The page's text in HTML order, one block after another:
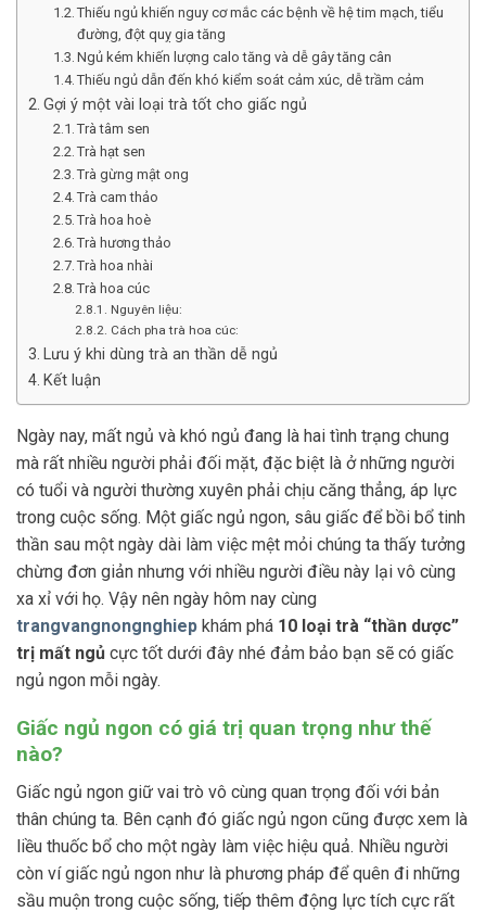
Thiếu ngủ khiến nguy cơ mắc các bệnh về hệ tim mạch, tiểu
đường, đột quỵ gia tăng
Ngủ kém khiến lượng calo tăng và dễ gây tăng cân
Thiếu ngủ dẫn đến khó kiểm soát cảm xúc, dễ trầm cảm
Gợi ý một vài loại trà tốt cho giấc ngủ
Trà tâm sen
Trà hạt sen
Trà gừng mật ong
Trà cam thảo
Trà hoa hoè
Trà hương thảo
Trà hoa nhài
Trà hoa cúc
Nguyên liệu:
Cách pha trà hoa cúc:
Lưu ý khi dùng trà an thần dễ ngủ
Kết luận
Ngày nay, mất ngủ và khó ngủ đang là hai tình trạng chung
mà rất nhiều người phải đối mặt, đặc biệt là ở những người
có tuổi và người thường xuyên phải chịu căng thẳng, áp lực
trong cuộc sống. Một giấc ngủ ngon, sâu giấc để bồi bổ tinh
thần sau một ngày dài làm việc mệt mỏi chúng ta thấy tưởng
chừng đơn giản nhưng với nhiều người điều này lại vô cùng
xa xỉ với họ. Vậy nên ngày hôm nay cùng
trangvangnongnghiep khám phá 10 loại trà “thần dược”
trị mất ngủ cực tốt dưới đây nhé đảm bảo bạn sẽ có giấc
ngủ ngon mỗi ngày.
Giấc ngủ ngon có giá trị quan trọng như thế
nào?
Giấc ngủ ngon giữ vai trò vô cùng quan trọng đối với bản
thân chúng ta. Bên cạnh đó giấc ngủ ngon cũng được xem là
liều thuốc bổ cho một ngày làm việc hiệu quả. Nhiều người
còn ví giấc ngủ ngon như là phương pháp để quên đi những
sầu muộn trong cuộc sống, tiếp thêm động lực tích cực rất